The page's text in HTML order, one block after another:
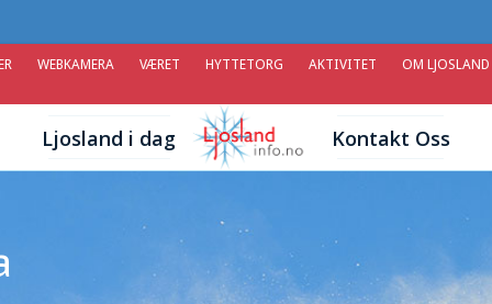
WEBKAMERA VÆRET HYTTETORG AKTIVITET OM LJOSLAND
Ljosland i dag Kontakt Oss